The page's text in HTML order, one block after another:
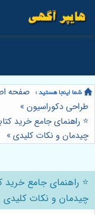
صفحه
طراحی دکوراسیون »
⭐️ راهنمای جامع خرید
چیدمان و نکات کلیدی»
⭐️ راهنمای جامع خرید
چیدمان و نکات کلیدی